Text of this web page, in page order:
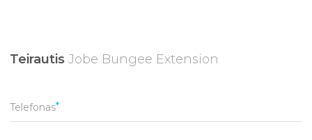
Teirautis Jobe Bungee Extension
Telefonas